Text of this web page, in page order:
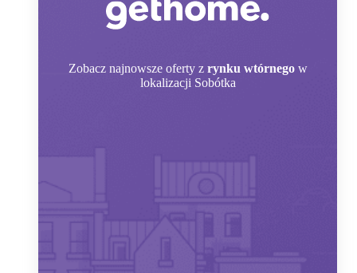
Zobacz najnowsze oferty z rynku wtórnego w
lokalizacji Sobótka